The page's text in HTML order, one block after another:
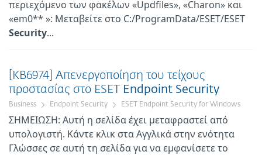
περιεχόμενο των φακέλων «Updfiles», «Charon» και
«em0** »: Μεταβείτε στο C:/ProgramData/ESET/ESET
Security...
[KB6974] Απενεργοποίηση του τείχους
προστασίας στο ESET
Endpoint Security
Business Endpoint Security ESET Endpoint Security for Windows
ΣΗΜΕΙΩΣΗ: Αυτή η σελίδα έχει μεταφραστεί από
υπολογιστή. Κάντε κλικ στα Αγγλικά στην ενότητα
Γλώσσες σε αυτή τη σελίδα για να εμφανίσετε το